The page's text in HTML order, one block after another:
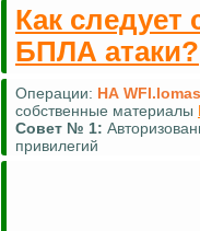
Как следует
БПЛА атаки?
Операции: НА
собственные материалы
Совет № 1:
привилегий